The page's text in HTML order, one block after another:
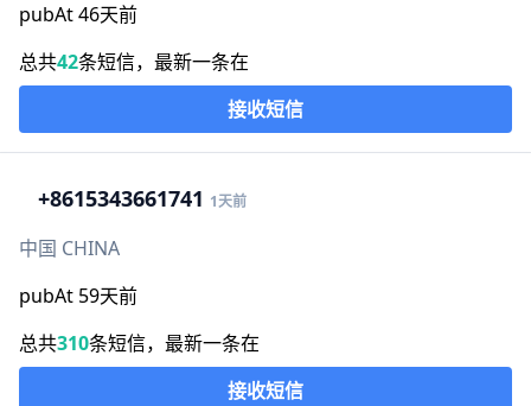
pubAt 46天前
总共42条短信，最新一条在
接收短信
+8615343661741 1天前
中国 CHINA
pubAt 59天前
总共310条短信，最新一条在
接收短信